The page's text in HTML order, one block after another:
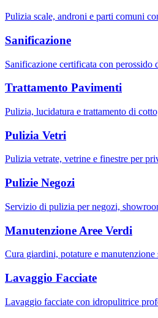
Pulizia scale, androni e parti comuni
Sanificazione
Sanificazione certificata con perossido
Trattamento Pavimenti
Pulizia, lucidatura e trattamento di
Pulizia Vetri
Pulizia vetrate, vetrine e finestre per
Pulizie Negozi
Servizio di pulizia per negozi,
Manutenzione Aree Verdi
Cura giardini, potature e manutenzione
Lavaggio Facciate
Lavaggio facciate con idropulitrice